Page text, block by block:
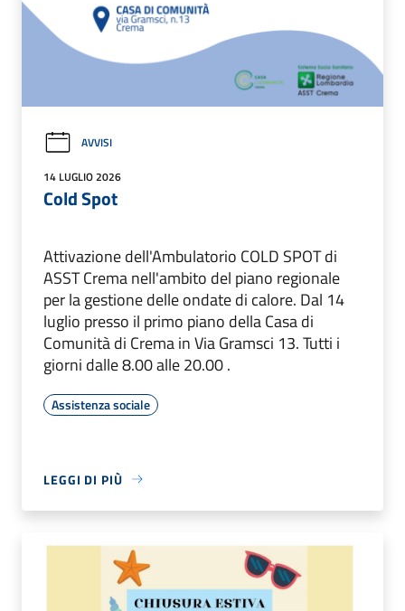
AVVISI
14 LUGLIO 2026
Cold Spot
Attivazione dell'Ambulatorio COLD SPOT di
ASST Crema nell'ambito del piano regionale
per la gestione delle ondate di calore. Dal 14
luglio presso il primo piano della Casa di
Comunità di Crema in Via Gramsci 13. Tutti i
giorni dalle 8.00 alle 20.00 .
Assistenza sociale
LEGGI DI PIÙ